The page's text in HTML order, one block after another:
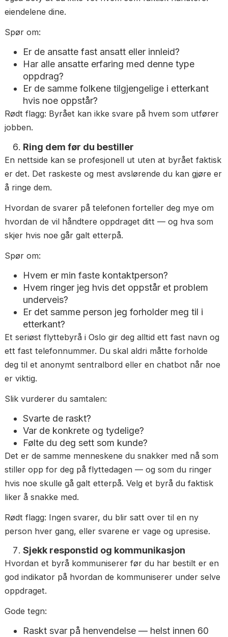
Er de registrert i StartBank?
Har de en faktisk adresse i Oslo?
Rødt flagg: Ingen fysisk adresse, ingen
organisasjonsnummer eller ikke søkbar på proff.no.
Spør om hvem som utfører jobben
Noen flyttebyråer i Oslo bruker
uregistrerte arbeidere. Det kan gå bra — men det
også bety at du ikke vet hvem som faktisk
eiendelene dine.
Spør om:
Er de ansatte fast ansatt eller innleid?
Har alle ansatte erfaring med denne type
oppdrag?
Rødt flagg: Byrået kan ikke svare på hvem som
jobben.
Ring dem før du bestiller
En nettside kan se profesjonell ut uten at byrået
er det. Det raskeste og mest avslørende du kan
å ringe dem.
Hvordan de svarer på telefonen forteller deg mye
hvordan de vil håndtere oppdraget ditt — og hva
skjer hvis noe går galt etterpå.
Spør om:
Hvem er min faste kontaktperson?
Hvem ringer jeg hvis det oppstår et
underveis?
Er det samme person jeg forholder meg til i
etterkant?
Et seriøst flyttebyrå i Oslo gir deg alltid ett fast
deg til et anonymt sentralbord eller en chatbot
er viktig.
Slik vurderer du samtalen:
Svarte de raskt?
Var de konkrete og tydelige?